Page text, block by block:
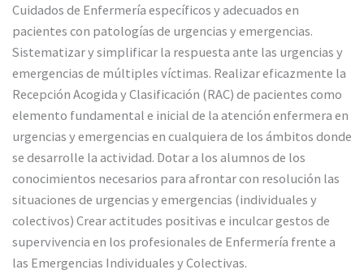
Cuidados de Enfermería específicos y adecuados en
pacientes con patologías de urgencias y emergencias.
Sistematizar y simplificar la respuesta ante las urgencias y
emergencias de múltiples víctimas. Realizar eficazmente la
Recepción Acogida y Clasificación (RAC) de pacientes como
elemento fundamental e inicial de la atención enfermera en
urgencias y emergencias en cualquiera de los ámbitos donde
se desarrolle la actividad. Dotar a los alumnos de los
conocimientos necesarios para afrontar con resolución las
situaciones de urgencias y emergencias (individuales y
colectivos) Crear actitudes positivas e inculcar gestos de
supervivencia en los profesionales de Enfermería frente a
las Emergencias Individuales y Colectivas.